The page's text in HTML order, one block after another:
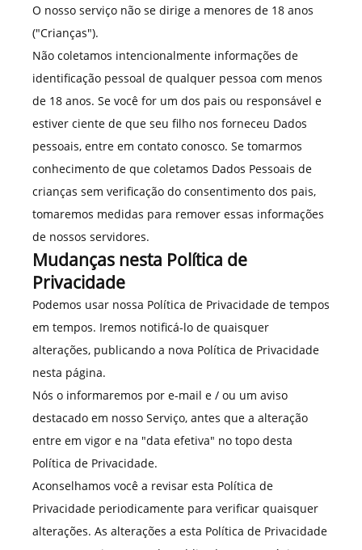
O nosso serviço não se dirige a menores de 18 anos
("Crianças").
Não coletamos intencionalmente informações de
identificação pessoal de qualquer pessoa com menos
de 18 anos. Se você for um dos pais ou responsável e
estiver ciente de que seu filho nos forneceu Dados
pessoais, entre em contato conosco. Se tomarmos
conhecimento de que coletamos Dados Pessoais de
crianças sem verificação do consentimento dos pais,
tomaremos medidas para remover essas informações
de nossos servidores.
Mudanças nesta Política de
Privacidade
Podemos usar nossa Política de Privacidade de tempos
em tempos. Iremos notificá-lo de quaisquer
alterações, publicando a nova Política de Privacidade
nesta página.
Nós o informaremos por e-mail e / ou um aviso
destacado em nosso Serviço, antes que a alteração
entre em vigor e na "data efetiva" no topo desta
Política de Privacidade.
Aconselhamos você a revisar esta Política de
Privacidade periodicamente para verificar quaisquer
alterações. As alterações a esta Política de Privacidade